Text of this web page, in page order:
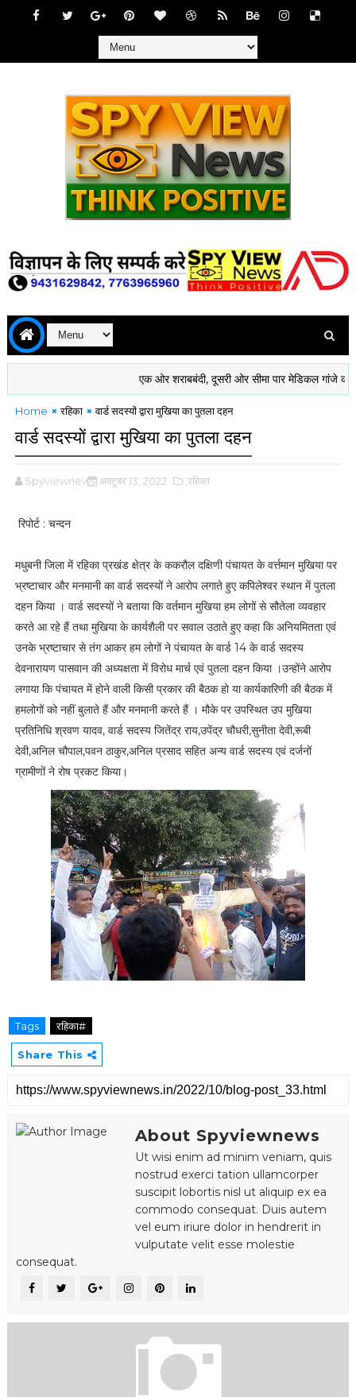
एक ओर शराबबंदी, दूसरी ओर सीमा पार मेडिकल गांजे की
Home रहिका वार्ड सदस्यों द्वारा मुखिया का पुतला दहन
वार्ड सदस्यों द्वारा मुखिया का पुतला दहन
Spyviewnews अक्टूबर 13, 2022 ,रहिका
रिपोर्ट : चन्दन
मधुबनी जिला में रहिका प्रखंड क्षेत्र के ककरौल दक्षिणी पंचायत के वर्त्तमान मुखिया पर
भ्रष्टाचार और मनमानी का वार्ड सदस्यों ने आरोप लगाते हुए कपिलेश्वर स्थान में पुतला
दहन किया । वार्ड सदस्यों ने बताया कि वर्तमान मुखिया हम लोगों से सौतेला व्यवहार
करते आ रहे हैं तथा मुखिया के कार्यशैली पर सवाल उठाते हुए कहा कि अनियमितता एवं
उनके भ्रष्टाचार से तंग आकर हम लोगों ने पंचायत के वार्ड 14 के वार्ड सदस्य
देवनारायण पासवान की अध्यक्षता में विरोध मार्च एवं पुतला दहन किया ।उन्होंने आरोप
लगाया कि पंचायत में होने वाली किसी प्रकार की बैठक हो या कार्यकारिणी की बैठक में
हमलोगों को नहीं बुलाते हैं और मनमानी करते हैं । मौके पर उपस्थित उप मुखिया
प्रतिनिधि श्रवण यादव, वार्ड सदस्य जितेंद्र राय,उपेंद्र चौधरी,सुनीता देवी,रूबी
देवी,अनिल चौपाल,पवन ठाकुर,अनिल प्रसाद सहित अन्य वार्ड सदस्य एवं दर्जनों
ग्रामीणों ने रोष प्रकट किया।
Tags रहिका#
Share This
About Spyviewnews
Ut wisi enim ad minim veniam, quis
nostrud exerci tation ullamcorper
suscipit lobortis nisl ut aliquip ex ea
commodo consequat. Duis autem
vel eum iriure dolor in hendrerit in
vulputate velit esse molestie
consequat.